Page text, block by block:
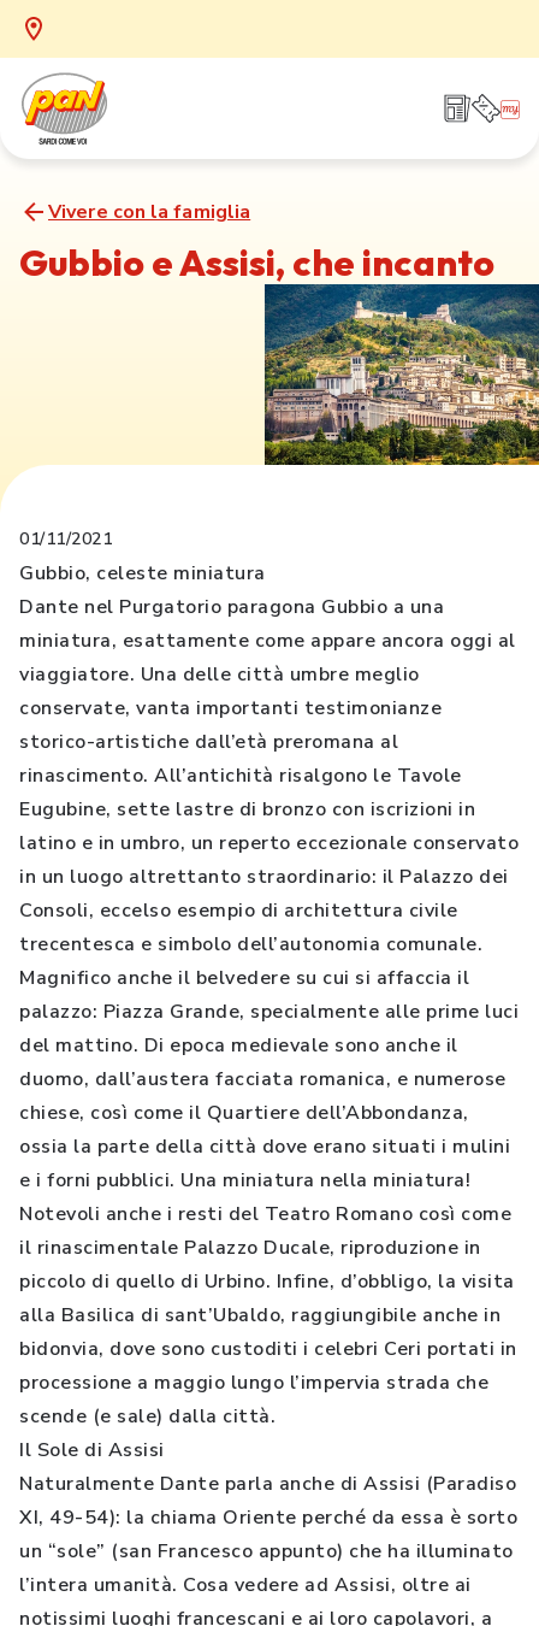
Vivere con la famiglia
Gubbio e Assisi, che incanto
01/11/2021
Gubbio, celeste miniatura
Dante nel Purgatorio paragona Gubbio a una
miniatura, esattamente come appare ancora oggi al
viaggiatore. Una delle città umbre meglio
conservate, vanta importanti testimonianze
storico-artistiche dall’età preromana al
rinascimento. All’antichità risalgono le Tavole
Eugubine, sette lastre di bronzo con iscrizioni in
latino e in umbro, un reperto eccezionale conservato
in un luogo altrettanto straordinario: il Palazzo dei
Consoli, eccelso esempio di architettura civile
trecentesca e simbolo dell’autonomia comunale.
Magnifico anche il belvedere su cui si affaccia il
palazzo: Piazza Grande, specialmente alle prime luci
del mattino. Di epoca medievale sono anche il
duomo, dall’austera facciata romanica, e numerose
chiese, così come il Quartiere dell’Abbondanza,
ossia la parte della città dove erano situati i mulini
e i forni pubblici. Una miniatura nella miniatura!
Notevoli anche i resti del Teatro Romano così come
il rinascimentale Palazzo Ducale, riproduzione in
piccolo di quello di Urbino. Infine, d’obbligo, la visita
alla Basilica di sant’Ubaldo, raggiungibile anche in
bidonvia, dove sono custoditi i celebri Ceri portati in
processione a maggio lungo l’impervia strada che
scende (e sale) dalla città.
Il Sole di Assisi
Naturalmente Dante parla anche di Assisi (Paradiso
XI, 49-54): la chiama Oriente perché da essa è sorto
un “sole” (san Francesco appunto) che ha illuminato
l’intera umanità. Cosa vedere ad Assisi, oltre ai
notissimi luoghi francescani e ai loro capolavori, a